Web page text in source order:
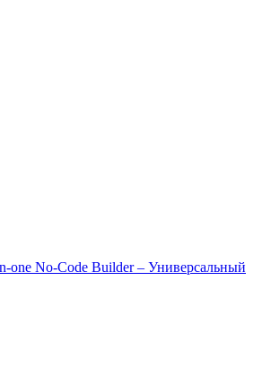
one No-Code Builder – Универсальный